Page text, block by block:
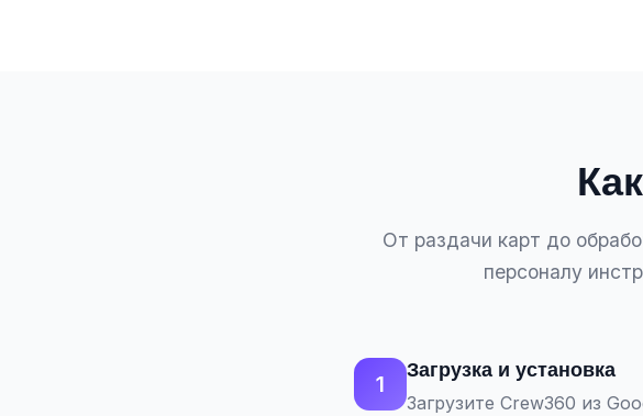
От раздачи карт до
персоналу
1
Загрузка и установка
Загрузите Crew360 из